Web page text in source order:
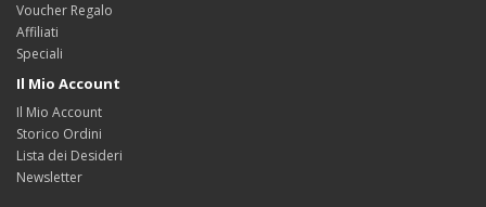
Voucher Regalo
Affiliati
Speciali
Il Mio Account
Il Mio Account
Storico Ordini
Lista dei Desideri
Newsletter